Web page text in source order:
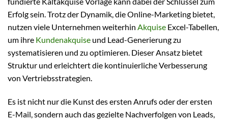
Erfolg sein. Trotz der Dynamik, die Online-Marketing bietet,
nutzen viele Unternehmen weiterhin Akquise Excel-Tabellen,
um ihre Kundenakquise und Lead-Generierung zu
systematisieren und zu optimieren. Dieser Ansatz bietet
Struktur und erleichtert die kontinuierliche Verbesserung
von Vertriebsstrategien.
Es ist nicht nur die Kunst des ersten Anrufs oder der ersten
E-Mail, sondern auch das gezielte Nachverfolgen von Leads,